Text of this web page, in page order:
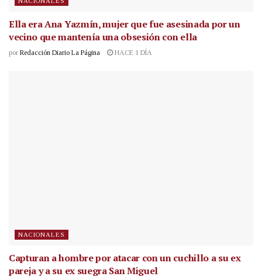
Ella era Ana Yazmín, mujer que fue asesinada por un
vecino que mantenía una obsesión con ella
por Redacción Diario La Página HACE 1 DÍA
NACIONALES
Capturan a hombre por atacar con un cuchillo a su ex
pareja y a su ex suegra San Miguel